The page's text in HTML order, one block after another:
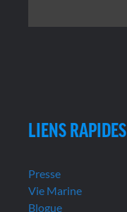
LIENS RAPIDES
Presse
Vie Marine
Blogue